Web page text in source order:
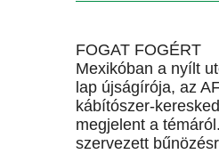
FOGAT FOGÉRT
Mexikóban a nyílt
lap újságírója, az
kábítószer-
megjelent a
szervezett